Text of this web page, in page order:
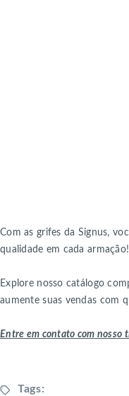
Com as grifes da Signus,
qualidade em cada armação!
Explore nosso catálogo
aumente suas vendas com
Entre em contato com nosso
Tags: